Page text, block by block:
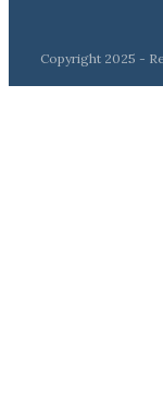
Copyright 2025 -